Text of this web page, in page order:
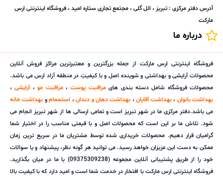
آدرس دفتر مرکزی : تبریز ، ائل گلی ، مجتمع تجاری ستاره امید ، فروشگاه اینترنتی ارس
مارکت
درباره ما
فروشگاه اینترنتی ارس مارکت از جمله بزرگترین و معتبرترین مراکز فروش آنلاین
محصولات آرایشی و بهداشتی و شوینده اصل و با کیفیتِ در منطقه آزاد ارس می باشد.
محصولات فروشگاه شامل دسته بندی هایمراقبت پوست،مراقبت مو،آرایشی،
بهداشت بانوان ،بهداشت آقایان، بهداشت دهان و دندان، استحمامو بهداشت خانه
می باشد.دفتر مرکزی ما در شهر تبریز است و تمامی ارسالی ها از شهر تبریز انجام می
شود. تلاش ما بر این است که محصولات اصل و با قیمتی مناسب را در اختیار شما
گرامیان قرار دهیم. محصولات خریداری شده توسط مشتریان ما در سریع ترین زمان
ممکن به دست این عزیزان خواهد رسید. می توانید هر گونه نظر، پیشنهاد و یا سوالات
خود را از طریق پشتیبانی آنلاین مجموعه (09375309238) با ما در میان بگذارید.
فروشگاه اینترنتی ارس مارکت با افتخار در خدمت شما است و امید دارد که با کیفیت بالا